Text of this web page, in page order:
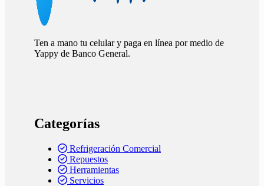
Ten a mano tu celular y paga en línea por medio de
Yappy de Banco General.
Categorías
Refrigeración Comercial
Repuestos
Herramientas
Servicios